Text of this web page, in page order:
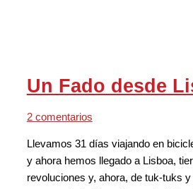
Un Fado desde
2 comentarios
Llevamos 31 días viajando en
y ahora hemos llegado a Lisboa,
revoluciones y, ahora, de tuk-tuks